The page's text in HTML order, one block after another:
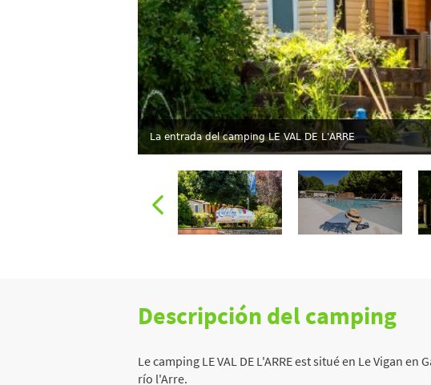
La entrada del camping LE VAL DE L'ARRE
Descripción del camping
Le camping LE VAL DE L'ARRE est situé en Le Vigan
río l'Arre.